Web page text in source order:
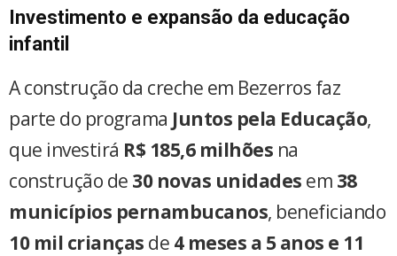
Investimento e expansão da educação
infantil
A construção da creche em Bezerros faz
parte do programa Juntos pela Educação,
que investirá R$ 185,6 milhões na
construção de 30 novas unidades em 38
municípios pernambucanos, beneficiando
10 mil crianças de 4 meses a 5 anos e 11